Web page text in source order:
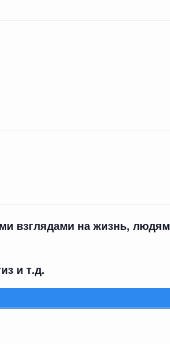
взглядами на жизнь, людям
и т.д.